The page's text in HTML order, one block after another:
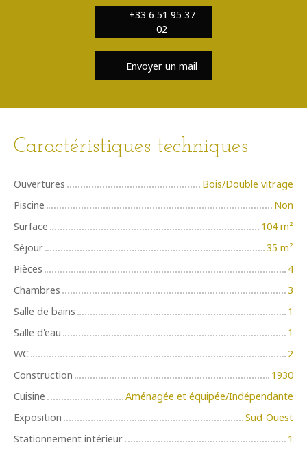
+33 6 51 95 37
02
Envoyer un mail
Caractéristiques techniques
Ouvertures
Bois/Double vitrage
Piscine
Non
Surface
104m²
Séjour
35 m²
Pièces
4
Chambres
3
Salle de bains
1
Salle d'eau
1
WC
2
Construction
1930
Cuisine
Aménagée et équipée/Indépendante
Exposition
Sud-Ouest
Stationnement intérieur
1